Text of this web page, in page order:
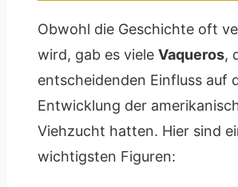
Obwohl die Geschichte oft
wird, gab es viele Vaqueros,
entscheidenden Einfluss auf
Entwicklung der
Viehzucht hatten. Hier sind
wichtigsten Figuren: